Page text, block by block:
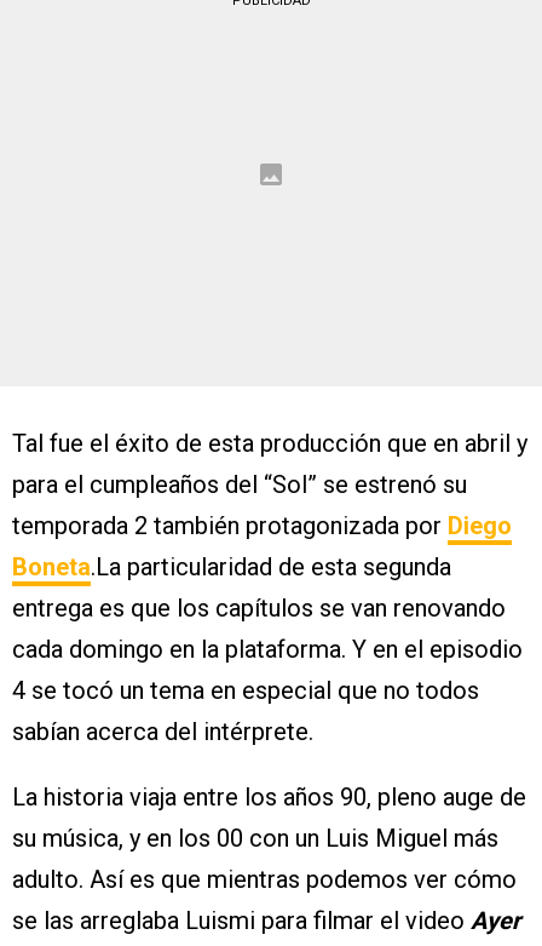
Tal fue el éxito de esta producción que en abril y
para el cumpleaños del “Sol” se estrenó su
temporada 2 también protagonizada por Diego
Boneta.La particularidad de esta segunda
entrega es que los capítulos se van renovando
cada domingo en la plataforma. Y en el episodio
4 se tocó un tema en especial que no todos
sabían acerca del intérprete.
La historia viaja entre los años 90, pleno auge de
su música, y en los 00 con un Luis Miguel más
adulto. Así es que mientras podemos ver cómo
se las arreglaba Luismi para filmar el video Ayer